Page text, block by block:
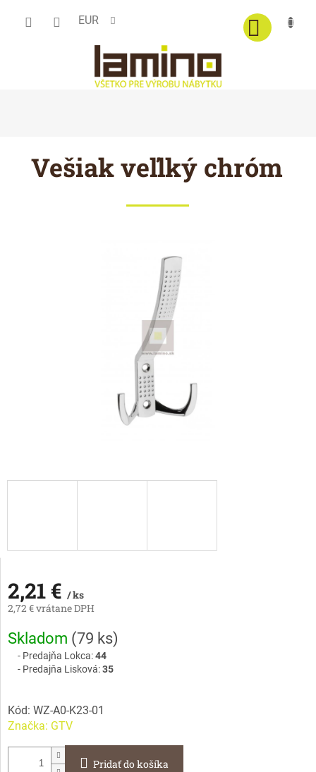
EUR
Vešiak veľlký chróm
2,21 € / ks
2,72 € vrátane DPH
Jednotková
cena:
Skladom (79 ks)
Predajňa Lokca:44
Predajňa Lisková:35
Kód: WZ-A0-K23-01
Značka: GTV
Pridať do košíka